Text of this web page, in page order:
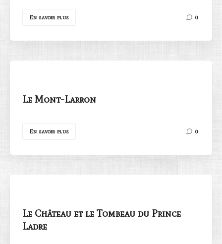
En savoir plus 0
Le Mont-Larron
En savoir plus 0
Le Château et le Tombeau du Prince
Ladre